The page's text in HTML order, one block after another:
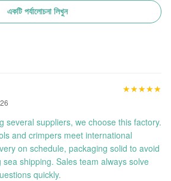
একটি পর্যালোচনা লিখুন
★★★★★
★★★★★
several suppliers, we choose this factory.
and crimpers meet international
on schedule, packaging solid to avoid
shipping. Sales team always solve
quickly.